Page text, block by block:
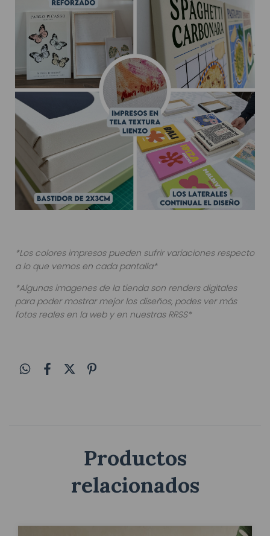
*Los colores impresos pueden sufrir variaciones respecto
a lo que vemos en cada pantalla*
*Algunas imagenes de la tienda son renders digitales
para poder mostrar mejor los diseños, podes ver más
fotos reales en la web y en nuestras RRSS*
Productos
relacionados